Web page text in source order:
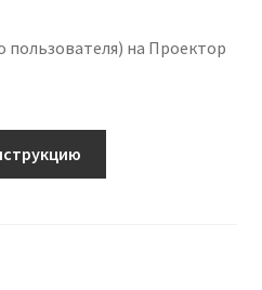
пользователя) на Проектор